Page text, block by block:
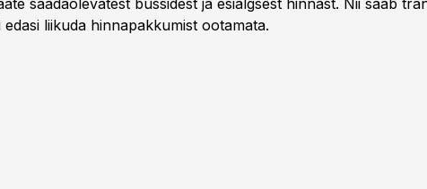
saadaolevatest bussidest ja esialgsest hinnast. Nii saab
liikuda hinnapakkumist ootamata.